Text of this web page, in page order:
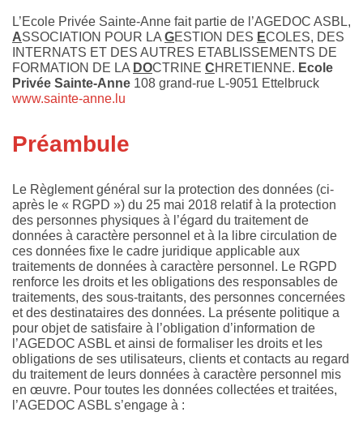
L’Ecole Privée Sainte-Anne fait partie de l’AGEDOC ASBL,
ASSOCIATION POUR LA GESTION DES ECOLES, DES
INTERNATS ET DES AUTRES ETABLISSEMENTS DE
FORMATION DE LA DOCTRINE CHRETIENNE. Ecole
Privée Sainte-Anne 108 grand-rue L-9051 Ettelbruck
www.sainte-anne.lu
Préambule
Le Règlement général sur la protection des données (ci-
après le « RGPD ») du 25 mai 2018 relatif à la protection
des personnes physiques à l’égard du traitement de
données à caractère personnel et à la libre circulation de
ces données fixe le cadre juridique applicable aux
traitements de données à caractère personnel. Le RGPD
renforce les droits et les obligations des responsables de
traitements, des sous-traitants, des personnes concernées
et des destinataires des données. La présente politique a
pour objet de satisfaire à l’obligation d’information de
l’AGEDOC ASBL et ainsi de formaliser les droits et les
obligations de ses utilisateurs, clients et contacts au regard
du traitement de leurs données à caractère personnel mis
en œuvre. Pour toutes les données collectées et traitées,
l’AGEDOC ASBL s’engage à :